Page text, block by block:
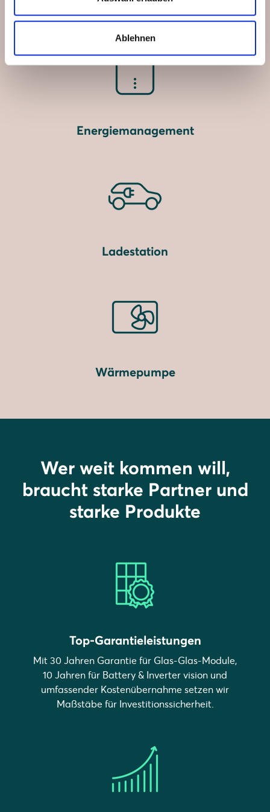
Ablehnen
Energiemanagement
Ladestation
Wärmepumpe
Wer weit kommen will,
braucht starke Partner und
starke Produkte
Top-Garantieleistungen
Mit 30 Jahren Garantie für Glas-Glas-Module,
10 Jahren für Battery & Inverter vision und
umfassender Kostenübernahme setzen wir
Maßstäbe für Investitionssicherheit.